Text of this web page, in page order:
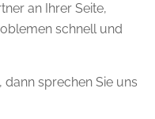
an Ihrer Seite,
schnell und
sprechen Sie uns